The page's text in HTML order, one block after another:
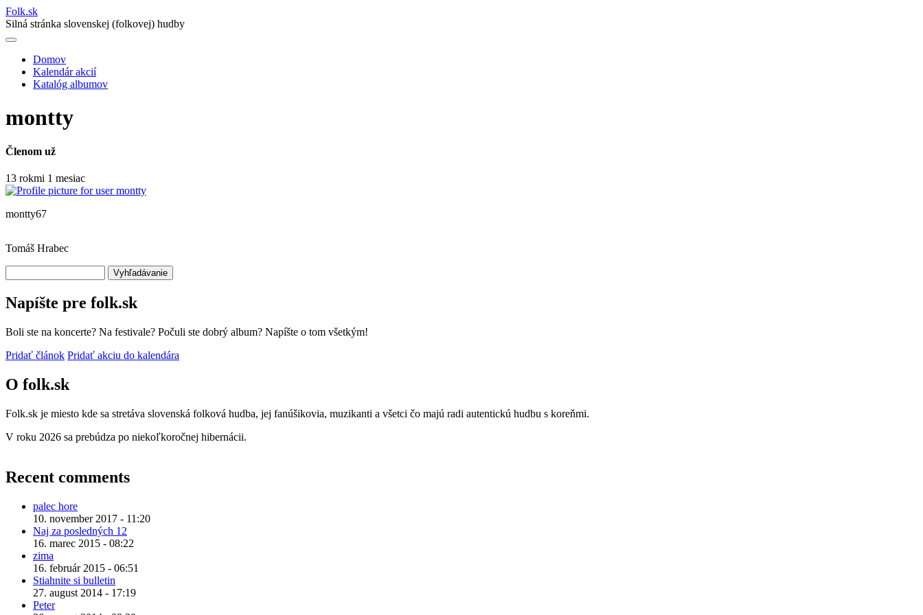
Folk.sk
Silná stránka slovenskej (folkovej) hudby
Main
navigation
Domov
Kalendár akcií
Katalóg albumov
montty
Členom už
13 rokmi 1 mesiac
montty67
Tomáš Hrabec
Napíšte pre folk.sk
Boli ste na koncerte? Na festivale? Počuli ste dobrý album? Napíšte o tom všetkým!
Pridať článok Pridať akciu do kalendára
O folk.sk
Folk.sk je miesto kde sa stretáva slovenská folková hudba, jej fanúšikovia, muzikanti a všetci čo majú radi autentickú hudbu s koreňmi.
V roku 2026 sa prebúdza po niekoľkoročnej hibernácii.
Recent comments
palec hore
10. november 2017 - 11:20
Naj za posledných 12
16. marec 2015 - 08:22
zima
16. február 2015 - 06:51
Stiahnite si bulletin
27. august 2014 - 17:19
Peter